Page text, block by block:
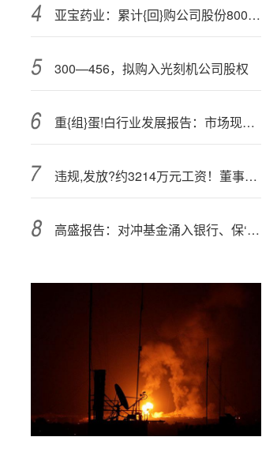
亚宝药业：累计{回}购公司股份8000000股
300—456，拟购入光刻机公司股权
重{组}蛋!白行业发展报告：市场现状、发展概况及未来前景分析（2025版）
违规,发放?约3214万元工资！董事长等四名高管领罚
高盛报告：对冲基金涌入银行、保‘险’和消费金融板块